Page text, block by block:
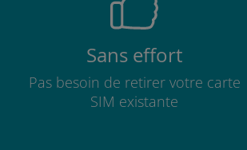
Sans effort
Pas besoin de retirer votre carte
SIM existante